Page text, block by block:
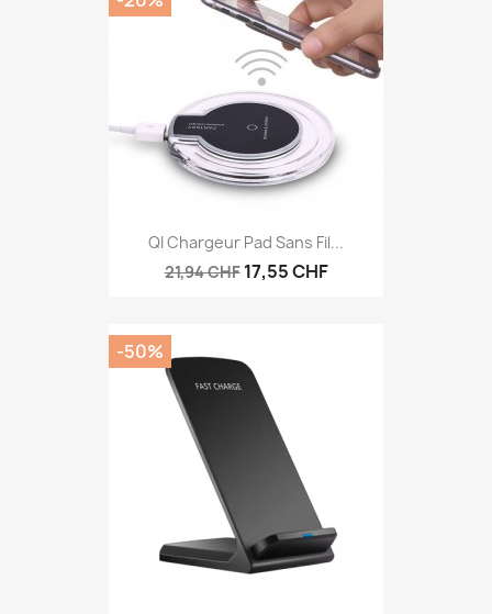
QI Chargeur Pad Sans Fil...
21,94 CHF 17,55 CHF
-50%